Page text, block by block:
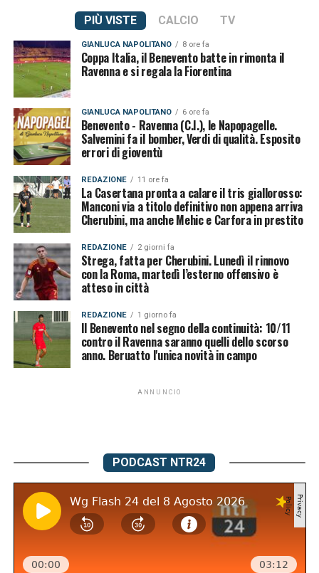
PIÙ VISTE CALCIO TV
GIANLUCA NAPOLITANO 8 ore fa
Coppa Italia, il Benevento batte in rimonta il
Ravenna e si regala la Fiorentina
GIANLUCA NAPOLITANO 6 ore fa
Benevento - Ravenna (C.I.), le Napopagelle.
Salvemini fa il bomber, Verdi di qualità. Esposito
errori di gioventù
REDAZIONE 11 ore fa
La Casertana pronta a calare il tris giallorosso:
Manconi via a titolo definitivo non appena arriva
Cherubini, ma anche Mehic e Carfora in prestito
REDAZIONE 2 giorni fa
Strega, fatta per Cherubini. Lunedì il rinnovo
con la Roma, martedì l’esterno offensivo è
atteso in città
REDAZIONE 1 giorno fa
Il Benevento nel segno della continuità: 10/11
contro il Ravenna saranno quelli dello scorso
anno. Beruatto l'unica novità in campo
ANNUNCIO
PODCAST NTR24